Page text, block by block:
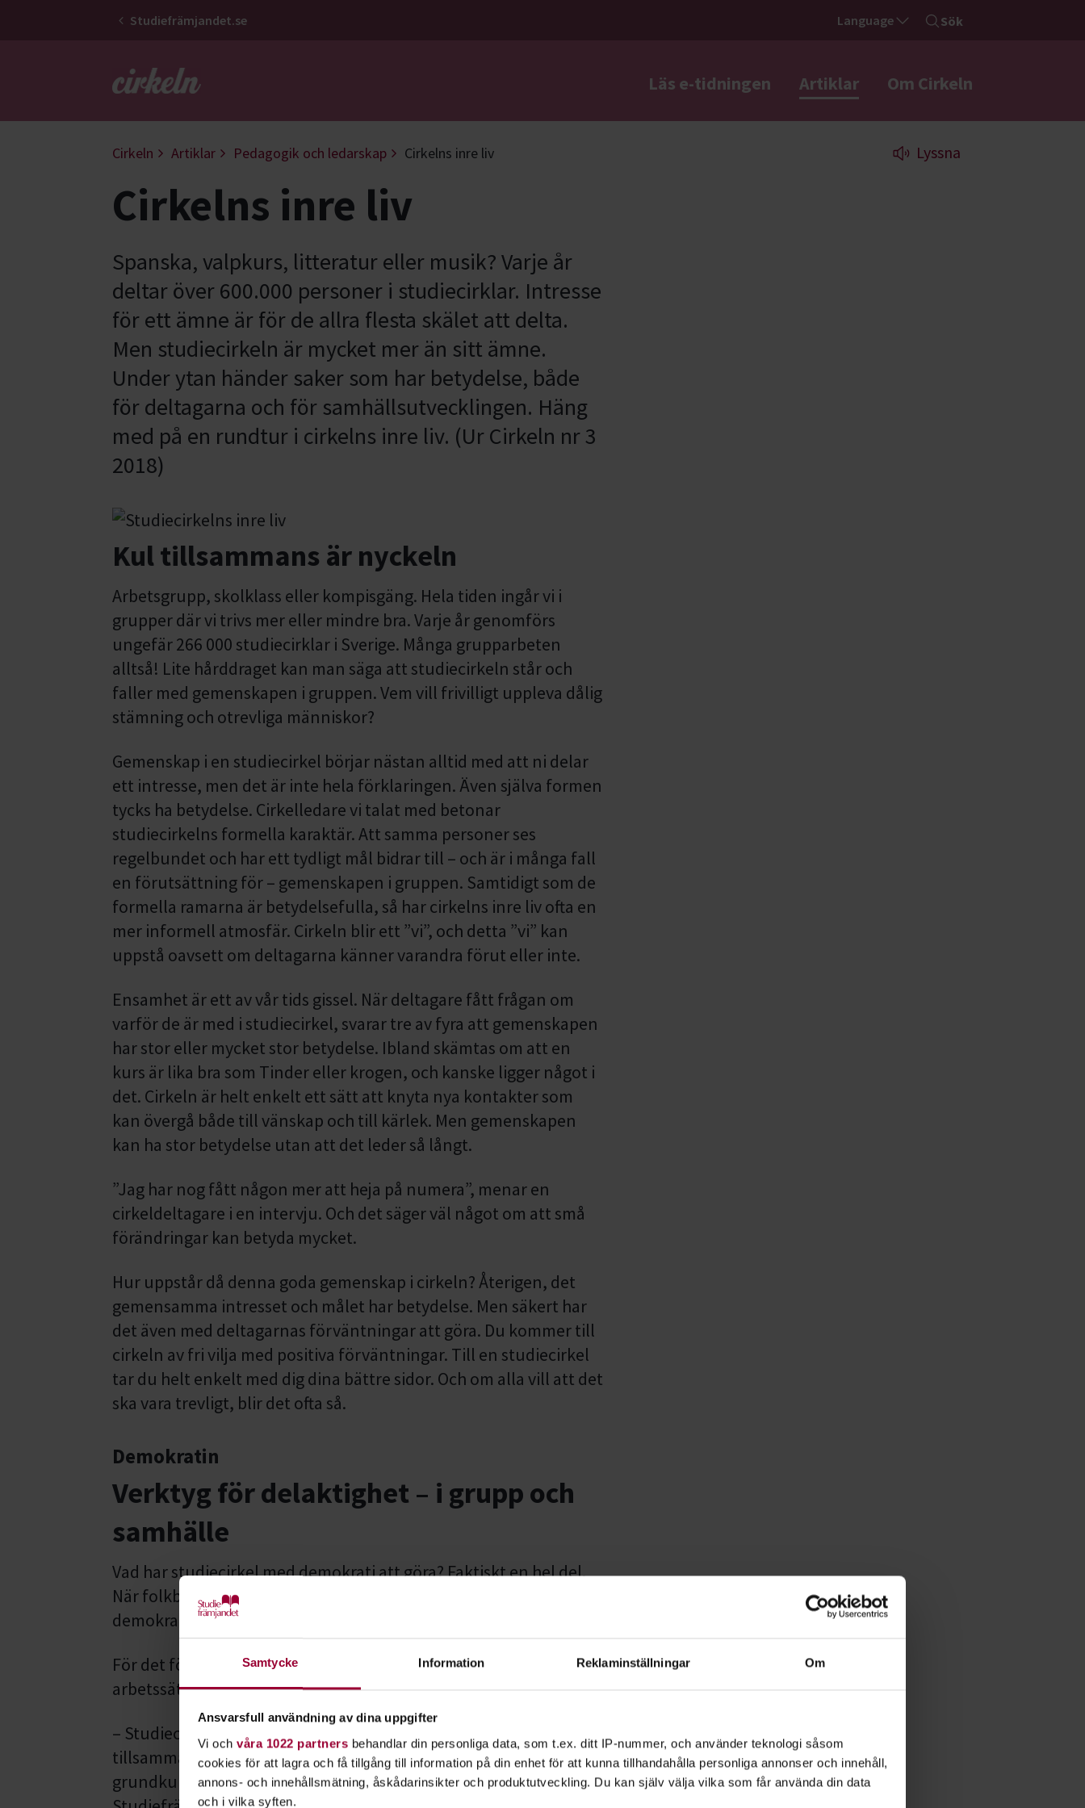
Samtycke Information Reklaminställningar Om
Ansvarsfull användning av dina uppgifter
Vi och våra 1022 partners behandlar din personliga data, som t.ex. ditt IP-nummer, och använder teknologi såsom
cookies för att lagra och få tillgång till information på din enhet för att kunna tillhandahålla personliga annonser och innehåll,
annons- och innehållsmätning, åskådarinsikter och produktutveckling. Du kan själv välja vilka som får använda din data
och i vilka syften.
Studiefrämjandet.se Language Sök
Gå till studiefrämjandets startsida Läs e-tidningen Artiklar Om Cirkeln
Cirkeln Artiklar Pedagogik och ledarskap Cirkelns inre liv Lyssna
Cirkelns inre liv
Spanska, valpkurs, litteratur eller musik? Varje år
deltar över 600.000 personer i studiecirklar. Intresse
för ett ämne är för de allra flesta skälet att delta.
Men studiecirkeln är mycket mer än sitt ämne.
Under ytan händer saker som har betydelse, både
för deltagarna och för samhällsutvecklingen. Häng
med på en rundtur i cirkelns inre liv. (Ur Cirkeln nr 3
2018)
Kul tillsammans är nyckeln
Arbetsgrupp, skolklass eller kompisgäng. Hela tiden ingår vi i
grupper där vi trivs mer eller mindre bra. Varje år genomförs
ungefär 266 000 studiecirklar i Sverige. Många grupparbeten
alltså! Lite hårddraget kan man säga att studiecirkeln står och
faller med gemenskapen i gruppen. Vem vill frivilligt uppleva dålig
stämning och otrevliga människor?
Gemenskap i en studiecirkel börjar nästan alltid med att ni delar
ett intresse, men det är inte hela förklaringen. Även själva formen
tycks ha betydelse. Cirkelledare vi talat med betonar
studiecirkelns formella karaktär. Att samma personer ses
regelbundet och har ett tydligt mål bidrar till – och är i många fall
en förutsättning för – gemenskapen i gruppen. Samtidigt som de
formella ramarna är betydelsefulla, så har cirkelns inre liv ofta en
mer informell atmosfär. Cirkeln blir ett ”vi”, och detta ”vi” kan
uppstå oavsett om deltagarna känner varandra förut eller inte.
Ensamhet är ett av vår tids gissel. När deltagare fått frågan om
varför de är med i studiecirkel, svarar tre av fyra att gemenskapen
har stor eller mycket stor betydelse. Ibland skämtas om att en
kurs är lika bra som Tinder eller krogen, och kanske ligger något i
det. Cirkeln är helt enkelt ett sätt att knyta nya kontakter som
kan övergå både till vänskap och till kärlek. Men gemenskapen
kan ha stor betydelse utan att det leder så långt.
”Jag har nog fått någon mer att heja på numera”, menar en
cirkeldeltagare i en intervju. Och det säger väl något om att små
förändringar kan betyda mycket.
Hur uppstår då denna goda gemenskap i cirkeln? Återigen, det
gemensamma intresset och målet har betydelse. Men säkert har
det även med deltagarnas förväntningar att göra. Du kommer till
cirkeln av fri vilja med positiva förväntningar. Till en studiecirkel
tar du helt enkelt med dig dina bättre sidor. Och om alla vill att det
ska vara trevligt, blir det ofta så.
Demokratin
Verktyg för delaktighet – i grupp och
samhälle
Vad har studiecirkel med demokrati att göra? Faktiskt en hel del.
När folkbildare och forskare kopplar samman studiecirklar med
demokrati är det flera saker de pratar om.
För det första präglas många cirklar av ett demokratiskt
arbetssätt.
– Studiecirkelns innersta väsen är att ni i gruppen bestämmer
tillsammans. På så sätt kan man beskriva cirkeln som en
grundkurs i demokrati, säger en medarbetare på